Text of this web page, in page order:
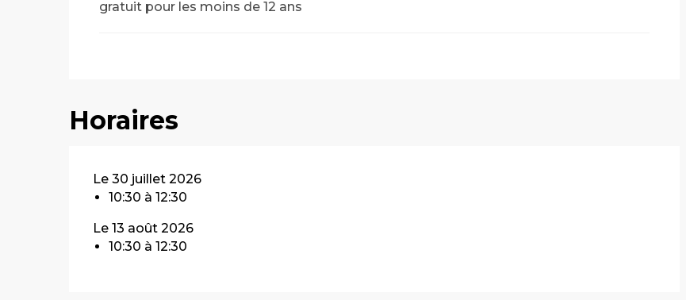
gratuit pour les moins de 12 ans
Horaires
Le 30 juillet 2026
10:30 à 12:30
Le 13 août 2026
10:30 à 12:30